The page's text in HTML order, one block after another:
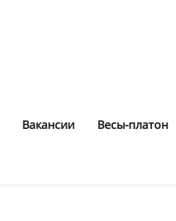
Вакансии Весы-платон